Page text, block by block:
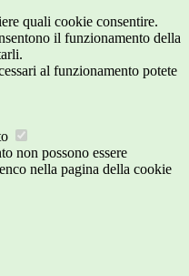
quali cookie consentire.
il funzionamento della
al funzionamento potete
non possono essere
nella pagina della cookie